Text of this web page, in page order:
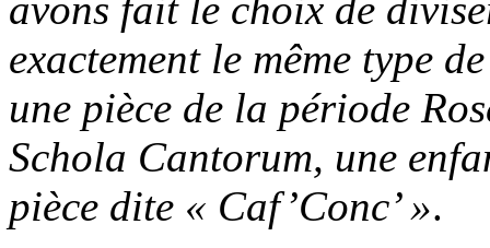
avons fait le choix de
exactement le même type
une pièce de la période
Schola Cantorum, une
pièce dite « Caf’Conc’ ».